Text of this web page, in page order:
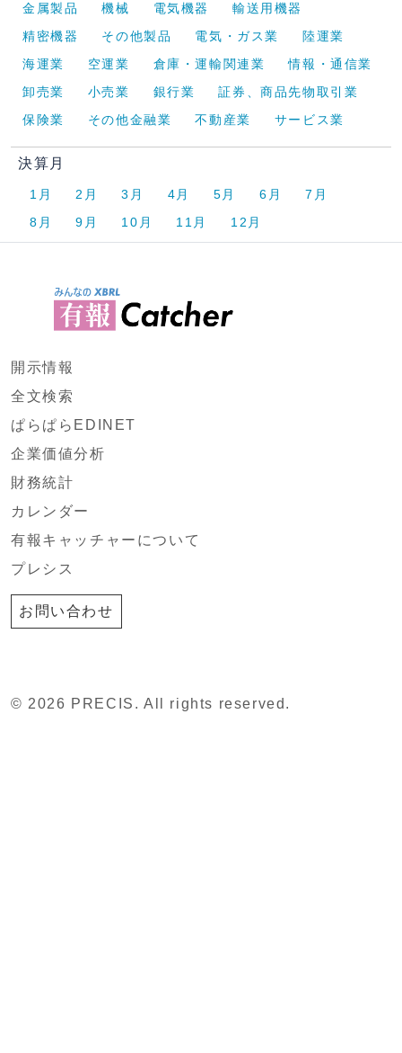
金属製品
機械 電気機器
輸送用機器
精密機器
その他製品 電気・ガス業
陸運業
海運業
空運業 倉庫・運輸関連業
情報・通信業
卸売業
小売業 銀行業
証券、商品先物取引業
保険業
その他金融業 不動産業 サービス業
決算月
1月 2月 3月 4月 5月 6月
7月
8月
9月 10月 11月 12月
開示情報
全文検索
ぱらぱらEDINET
企業価値分析
財務統計
カレンダー
有報キャッチャーについて
プレシス
お問い合わせ
© 2026 PRECIS. All rights reserved.